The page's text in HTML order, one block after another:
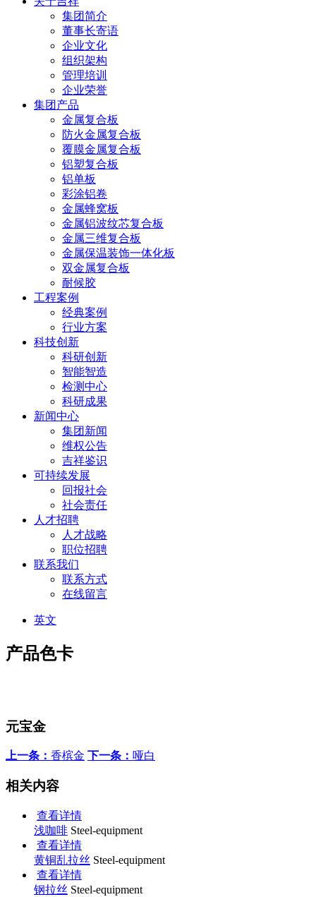
集团简介
董事长寄语
企业文化
组织架构
管理培训
企业荣誉
集团产品
金属复合板
防火金属复合板
覆膜金属复合板
铝塑复合板
铝单板
彩涂铝卷
金属蜂窝板
金属铝波纹芯复合板
金属三维复合板
金属保温装饰一体化板
双金属复合板
耐候胶
工程案例
经典案例
行业方案
科技创新
科研创新
智能智造
检测中心
科研成果
新闻中心
集团新闻
维权公告
吉祥鉴识
可持续发展
回报社会
社会责任
人才招聘
人才战略
职位招聘
联系我们
联系方式
在线留言
英文
产品色卡
元宝金
上一条： 香槟金 下一条： 哑白
相关内容
查看详情
浅咖啡 Steel-equipment
查看详情
黄铜乱拉丝 Steel-equipment
查看详情
钢拉丝 Steel-equipment